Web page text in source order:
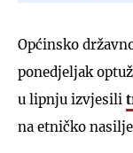
Općinsko
ponedjeljak
u lipnju izvjesili
na etničko